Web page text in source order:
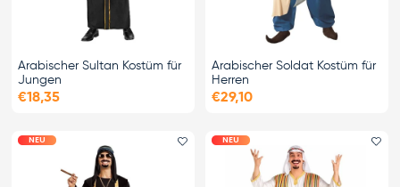
Arabischer Sultan Kostüm für
Jungen
€18,35
Arabischer Soldat Kostüm für
Herren
€29,10
NEU Favorit hinzufügen
NEU